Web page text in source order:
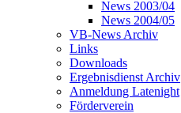
News 2003/04
News 2004/05
VB-News Archiv
Links
Downloads
Ergebnisdienst Archiv
Anmeldung Latenight
Förderverein